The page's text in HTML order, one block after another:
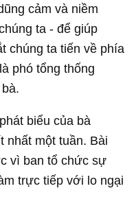
cảm và niềm
ta - để giúp
chúng ta tiến về phía
phó tổng thống
biểu của bà
một tuần. Bài
vì ban tổ chức sự
trực tiếp với lo ngại